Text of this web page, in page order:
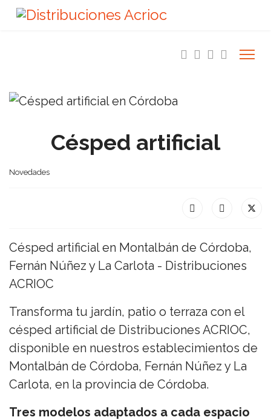
Césped artificial
Novedades
Césped artificial en Montalbán de Córdoba,
Fernán Núñez y La Carlota - Distribuciones
ACRIOC
Transforma tu jardín, patio o terraza con el
césped artificial de Distribuciones ACRIOC,
disponible en nuestros establecimientos de
Montalbán de Córdoba, Fernán Núñez y La
Carlota, en la provincia de Córdoba.
Tres modelos adaptados a cada espacio